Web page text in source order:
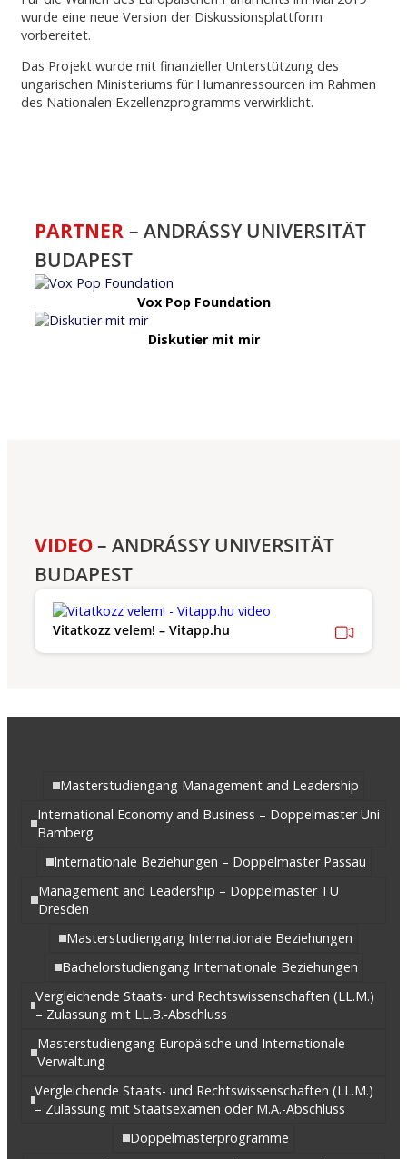
wurde eine neue Version der Diskussionsplattform
vorbereitet.
Das Projekt wurde mit finanzieller Unterstützung des
ungarischen Ministeriums für Humanressourcen im Rahmen
des Nationalen Exzellenzprogramms verwirklicht.
PARTNER – ANDRÁSSY UNIVERSITÄT
BUDAPEST
Vox Pop Foundation
Diskutier mit mir
VIDEO– ANDRÁSSY UNIVERSITÄT
BUDAPEST
Vitatkozz velem! – Vitapp.hu
Masterstudiengang Management and Leadership
International Economy and Business – Doppelmaster Uni
Bamberg
Internationale Beziehungen – Doppelmaster Passau
Management and Leadership – Doppelmaster TU
Dresden
Masterstudiengang Internationale Beziehungen
Bachelorstudiengang Internationale Beziehungen
Vergleichende Staats- und Rechtswissenschaften (LL.M.)
– Zulassung mit LL.B.-Abschluss
Masterstudiengang Europäische und Internationale
Verwaltung
Vergleichende Staats- und Rechtswissenschaften (LL.M.)
– Zulassung mit Staatsexamen oder M.A.-Abschluss
Doppelmasterprogramme